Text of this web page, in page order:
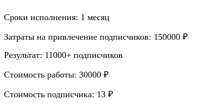
Сроки исполнения: 1 месяц
Затраты на привлечение подписчиков: 150000 ₽
Результат: 11000+ подписчиков
Стоимость работы: 30000 ₽
Стоимость подписчика: 13 ₽